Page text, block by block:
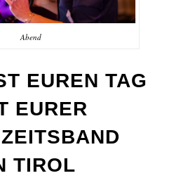
Abend
EUREN TAG
EURER
TIROL